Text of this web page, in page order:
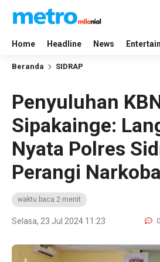
Home Headline News
Beranda SIDRAP
Penyuluhan
Sipakainge:
Nyata Polres
Perangi Narkoba
waktu baca 2 menit
Selasa, 23 Jul 2024 11:23 0